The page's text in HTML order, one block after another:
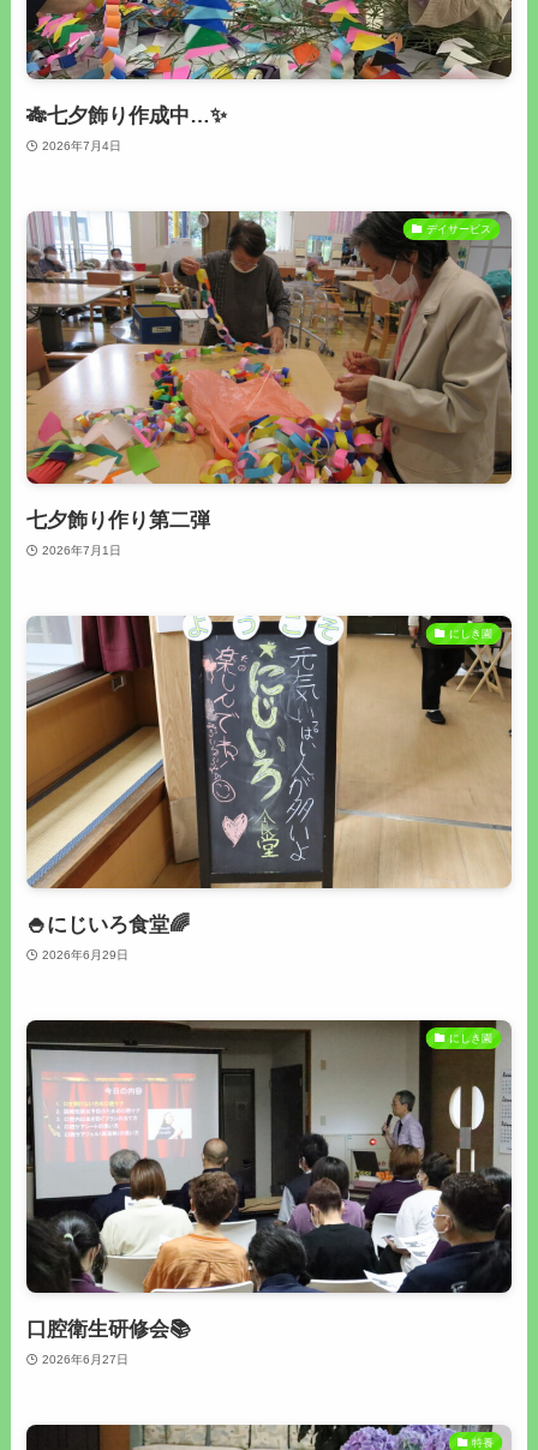
🎋七夕飾り作成中…✨
2026年7月4日
デイサービス
七夕飾り作り第二弾
2026年7月1日
にしき園
🍚にじいろ食堂🌈
2026年6月29日
にしき園
口腔衛生研修会📚
2026年6月27日
特養